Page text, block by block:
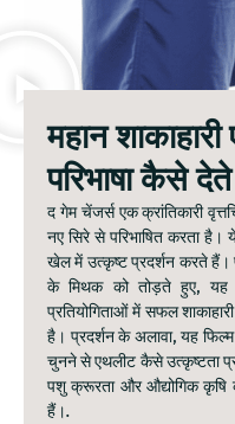
महान
परिभाषा कैसे
द गेम चेंजर्स एक क्रांतिकारी
नए सिरे से परिभाषित करता है।
खेल में उत्कृष्ट प्रदर्शन करते हैं।
के मिथक को तोड़ते हुए, यह
प्रतियोगिताओं में सफल
है। प्रदर्शन के अलावा, यह फिल्म
चुनने से एथलीट कैसे उत्कृष्टता
पशु क्रूरता और औद्योगिक कृषि
हैं।.